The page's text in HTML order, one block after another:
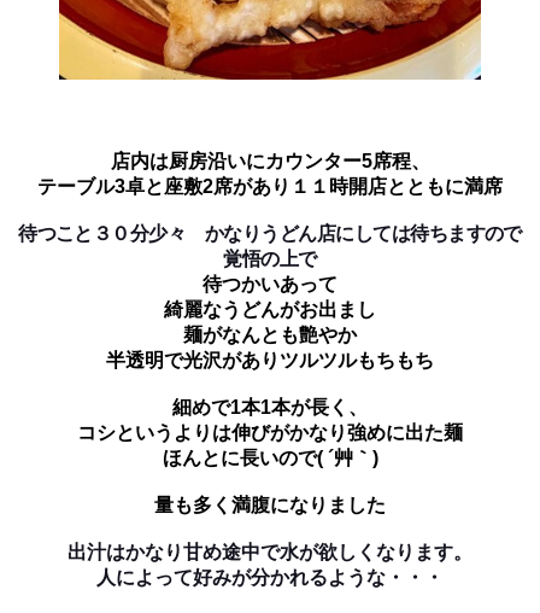
店内は厨房沿いにカウンター5席程、
テーブル3卓と座敷2席があり１１時開店とともに満席
待つこと３０分少々 かなりうどん店にしては待ちますので
覚悟の上で
待つかいあって
綺麗なうどんがお出まし
麺がなんとも艶やか
半透明で光沢がありツルツルもちもち
細めで1本1本が長く、
コシというよりは伸びがかなり強めに出た麺
ほんとに長いので( ´艸｀)
量も多く満腹になりました
出汁はかなり甘め途中で水が欲しくなります。
人によって好みが分かれるような・・・